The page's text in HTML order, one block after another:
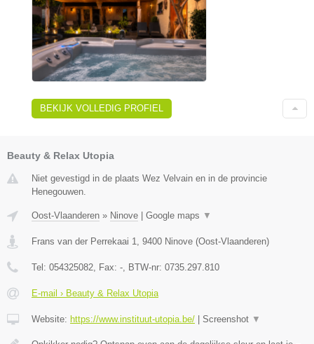
BEKIJK VOLLEDIG PROFIEL
Beauty & Relax Utopia
Niet gevestigd in de plaats Wez Velvain en in de provincie
Henegouwen.
Oost-Vlaanderen » Ninove | Google maps ▼
Frans van der Perrekaai 1 9400 Ninove (Oost-Vlaanderen)
Tel: 054325082 , Fax: - , BTW-nr: 0735.297.810
E-mail › Beauty & Relax Utopia
Website: https://www.instituut-utopia.be/ | Screenshot ▼